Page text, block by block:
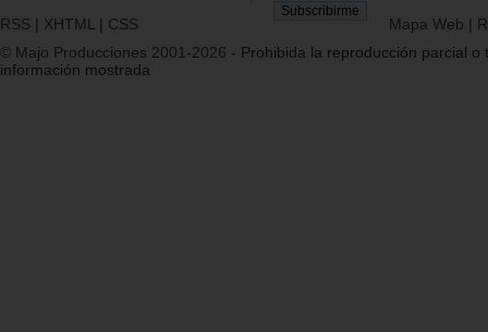
RSS | XHTML | CSS Mapa Web |
© Majo Producciones 2001-2026 - Prohibida la reproducción parcial o
información mostrada